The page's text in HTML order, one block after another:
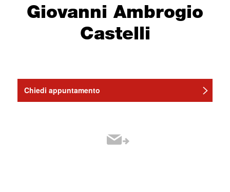
Giovanni Ambrogio
Castelli
Chiedi appuntamento